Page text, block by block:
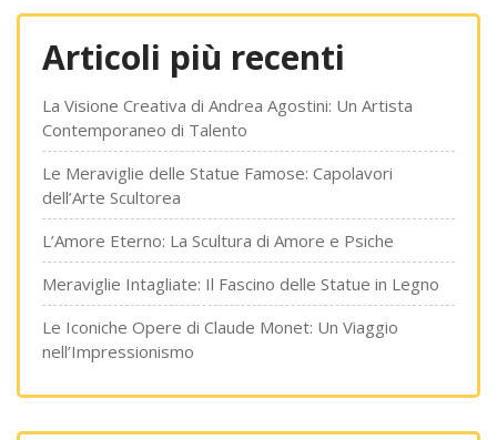
Articoli più recenti
La Visione Creativa di Andrea Agostini: Un Artista
Contemporaneo di Talento
Le Meraviglie delle Statue Famose: Capolavori
dell’Arte Scultorea
L’Amore Eterno: La Scultura di Amore e Psiche
Meraviglie Intagliate: Il Fascino delle Statue in Legno
Le Iconiche Opere di Claude Monet: Un Viaggio
nell’Impressionismo